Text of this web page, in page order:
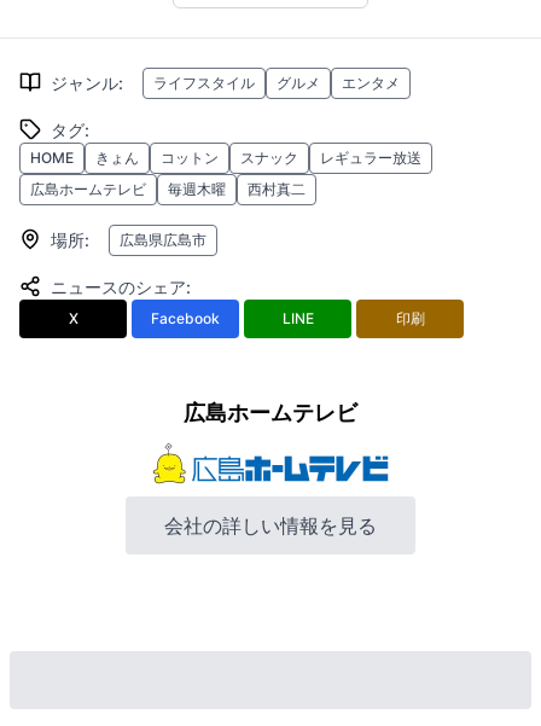
ジャンル: ライフスタイル グルメ エンタメ
タグ:
HOME きょん コットン スナック
レギュラー放送
広島ホームテレビ
毎週木曜 西村真二
場所: 広島県広島市
ニュースのシェア:
X Facebook LINE 印刷
広島ホームテレビ
会社の詳しい情報を見る